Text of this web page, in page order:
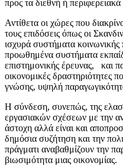
προς τα διεθνή ή περιφερειακά
Αντίθετα οι χώρες που
τους επιδόσεις όπως οι
ισχυρά συστήματα
προωθημένα συστήματα
επιστημονικής έρευνας, και
οικονομικές δραστηριότητες
γνώσης, υψηλή
Η σύνδεση, συνεπώς, της
εργασιακών σχέσεων με την
άστοχη αλλά είναι και
δημόσια συζήτηση και την
πράγματι αναβαθμίζουν την
βιωσιμότητα μιας οικονομίας.